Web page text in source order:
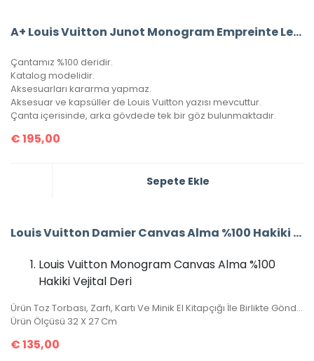
A+ Louis Vuitton Junot Monogram Empreinte Leather
Çantamız %100 deridir.
Katalog modelidir.
Aksesuarları kararma yapmaz.
Aksesuar ve kapsüller de Louis Vuitton yazısı mevcuttur.
Çanta içerisinde, arka gövdede tek bir göz bulunmaktadır.
€195,00
Sepete Ekle
Louis Vuitton Damier Canvas Alma %100 Hakiki Vejital Deri (CRL 674)
Louis Vuitton Monogram Canvas Alma %100
Hakiki Vejital Deri
Ürün Toz Torbası, Zarfı, Kartı Ve Minik El Kitapçığı İle Birlikte Gönderilecektir.
Ürün Ölçüsü 32 X 27 Cm
€135,00